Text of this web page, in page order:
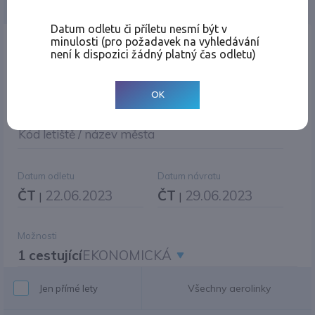
Místo odletu
Kód letiště / název města
Datum odletu
ČT | 22.06.2023
Datum návratu
ČT | 29.06.2023
Možnosti
1 cestujícíEKONOMICKÁ
Jen přímé lety Všechny aerolinky
Datum odletu či příletu nesmí být v
minulosti (pro požadavek na vyhledávání
není k dispozici žádný platný čas odletu)
OK